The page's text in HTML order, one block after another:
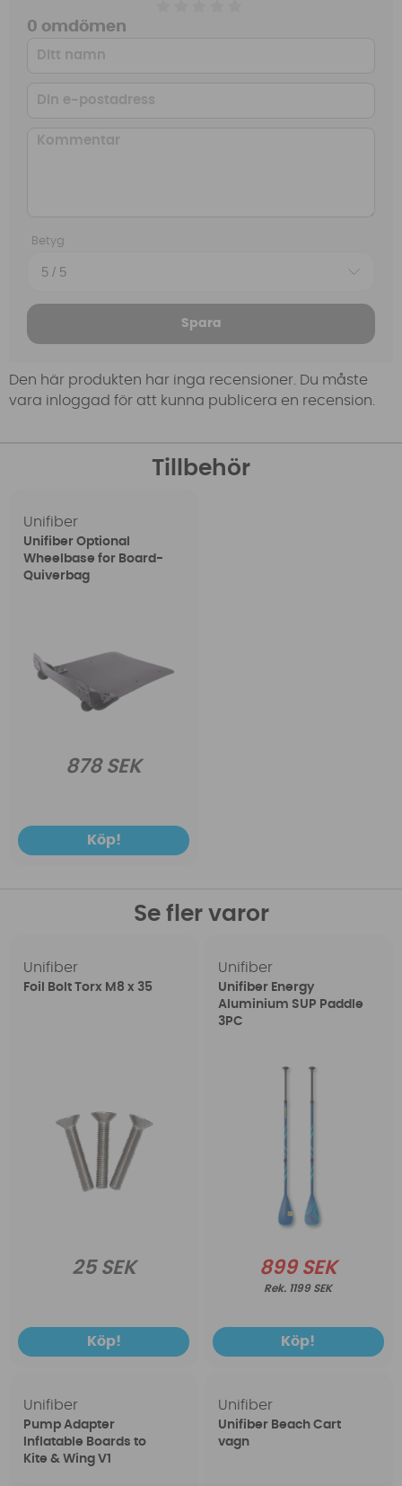
0 omdömen
Betyg
Spara
Den här produkten har inga recensioner. Du måste
vara inloggad för att kunna publicera en recension.
Tillbehör
Unifiber
Unifiber Optional
Wheelbase for Board-
Quiverbag
878 SEK
Köp!
Se fler varor
Unifiber
Foil Bolt Torx M8 x 35
25 SEK
Köp!
Unifiber
Unifiber Energy
Aluminium SUP Paddle
3PC
899 SEK
1199 SEK
Köp!
Unifiber
Pump Adapter
Inflatable Boards to
Kite & Wing V1
Unifiber
Unifiber Beach Cart
vagn